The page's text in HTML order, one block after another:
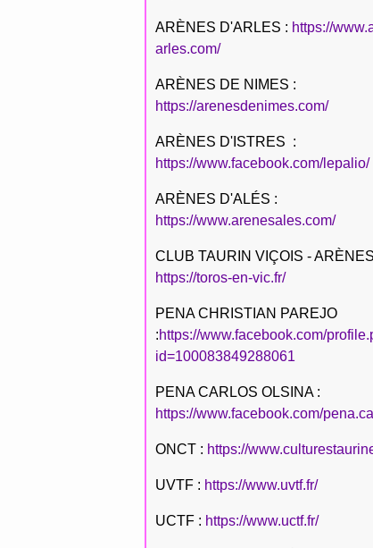
ARÈNES D'ARLES : https://
arles.com/
ARÈNES DE NIMES :
https://arenesdenimes.com/
ARÈNES D'ISTRES :
https://www.facebook.com/lepalio/
ARÈNES D'ALÉS :
https://www.arenesales.com/
CLUB TAURIN VIÇOIS -
https://toros-en-vic.fr/
PENA CHRISTIAN PAREJO
:https://www.facebook.com/
id=100083849288061
PENA CARLOS OLSINA :
https://www.facebook.com/
ONCT : https://
UVTF : https://www.uvtf.fr/
UCTF : https://www.uctf.fr/